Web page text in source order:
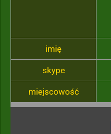
imię
skype
miejscowość